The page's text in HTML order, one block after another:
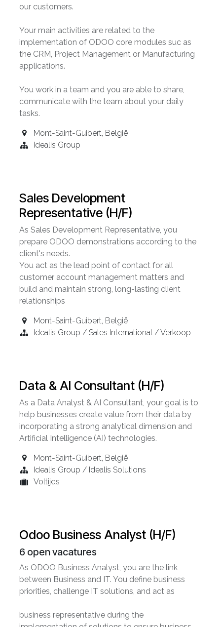
our customers.
Your main activities are related to the
implementation of ODOO core modules suc as
the CRM, Project Management or Manufacturing
applications.
You work in a team and you are able to share,
communicate with the team about your daily
tasks.
Mont-Saint-Guibert, België
Idealis Group
Sales Development
Representative (H/F)
As Sales Development Representative, you
prepare ODOO demonstrations according to the
client's needs.
You act as the lead point of contact for all
customer account management matters and
build and maintain strong, long-lasting client
relationships
Mont-Saint-Guibert, België
Idealis Group / Sales International / Verkoop
Data & AI Consultant (H/F)
As a Data Analyst & AI Consultant, your goal is to
help businesses create value from their data by
incorporating a strong analytical dimension and
Artificial Intelligence (AI) technologies.
Mont-Saint-Guibert, België
Idealis Group / Idealis Solutions
Voltijds
Odoo Business Analyst (H/F)
6 open vacatures
As ODOO Business Analyst, you are the link
between Business and IT. You define business
priorities, challenge IT solutions, and act as
business representative during the